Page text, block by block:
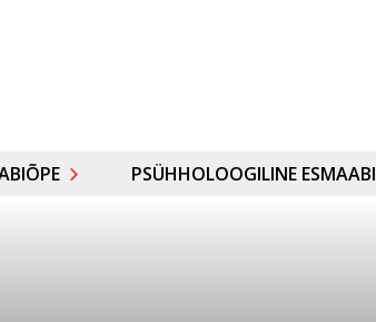
PSÜHHOLOOGILINE ESMAABI